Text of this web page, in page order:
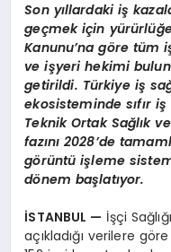
Son yıllardaki iş
geçmek için
Kanunu’na göre tüm
ve işyeri hekimi
getirildi. Türkiye iş
ekosisteminde sıfır
Teknik Ortak Sağlık
fazını 2028’de
görüntü işleme
dönem başlatıyor.
İSTANBUL — İşçi
açıkladığı verilere